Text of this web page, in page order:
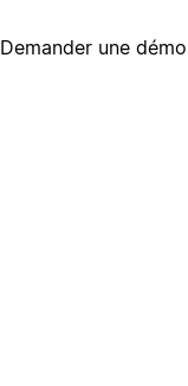
Demander une démo